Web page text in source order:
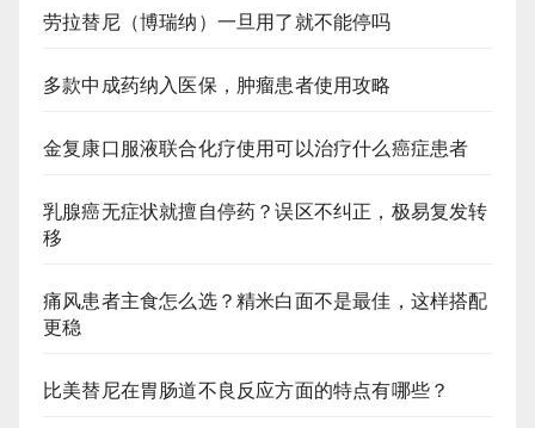
劳拉替尼（博瑞纳）一旦用了就不能停吗
多款中成药纳入医保，肿瘤患者使用攻略
金复康口服液联合化疗使用可以治疗什么癌症患者
乳腺癌无症状就擅自停药？误区不纠正，极易复发转
移
痛风患者主食怎么选？精米白面不是最佳，这样搭配
更稳
比美替尼在胃肠道不良反应方面的特点有哪些？